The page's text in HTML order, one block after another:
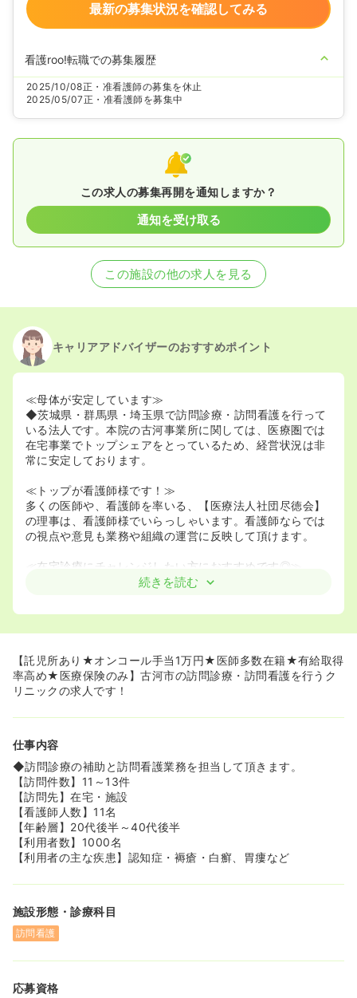
最新の募集状況を確認してみる
看護roo!転職での募集履歴
2025/10/08正・准看護師の募集を休止
2025/05/07正・准看護師を募集中
この求人の募集再開を通知しますか？
通知を受け取る
この施設の他の求人を見る
キャリアアドバイザーのおすすめポイント
≪母体が安定しています≫
◆茨城県・群馬県・埼玉県で訪問診療・訪問看護を行って
いる法人です。本院の古河事業所に関しては、医療圏では
在宅事業でトップシェアをとっているため、経営状況は非
常に安定しております。
≪トップが看護師様です！≫
多くの医師や、看護師を率いる、【医療法人社団尽徳会】
の理事は、看護師様でいらっしゃいます。看護師ならでは
の視点や意見も業務や組織の運営に反映して頂けます。
≪在宅診療にチャレンジしたい方におすすめです◎≫
◆ご入職して3ヶ月間は、ベテランナースに同行して、業
務を行うことが出来ています。
林、久喜を行き来する非常勤は11名も在籍しています。多
くの看護師・医師が在籍しているのて、手技の相談もしや
すい環境になっています。
≪医療行為のみを行います！≫
護師としてのこれまでの経験を十分に活かした働き方がで
きます。
≪オンコール手当は1万円！一人で実働することはありませ
ん≫
◆オンコール手当は1万円と非常に手厚い価格になってい
ます。当番と実働手当合わせても7,000円～8,000円が相
場にところ、病棟の夜勤レベルの金額をいただくことが出
◆オンコールに関しては、一人で回ることは一切ありませ
りで全てを判断すなくてはいけないという不安やプレッシ
ャーを感じる必要がございません。
≪小学生まで預けられる託児所完備！ママさんナースも働
◆小学生低学年まで預けられる託児所がございます。「お
続きを読む
【託児所あり★オンコール手当1万円★医師多数在籍★有給取得
率高め★医療保険のみ】古河市の訪問診療・訪問看護を行うク
リニックの求人です！
仕事内容
◆訪問診療の補助と訪問看護業務を担当して頂きます。
【訪問件数】11～13件
【訪問先】在宅・施設
【看護師人数】11名
【年齢層】20代後半～40代後半
【利用者数】1000名
【利用者の主な疾患】認知症・褥瘡・白癬、胃瘻など
施設形態・診療科目
訪問看護
応募資格